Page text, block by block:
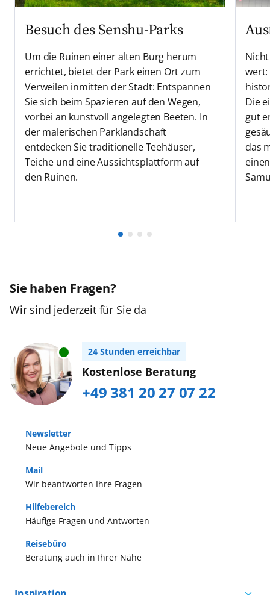
Besuch des Senshu-Parks
Um die Ruinen einer alten Burg herum
errichtet, bietet der Park einen Ort zum
Verweilen inmitten der Stadt: Entspannen
Sie sich beim Spazieren auf den Wegen,
vorbei an kunstvoll angelegten Beeten. In
der malerischen Parklandschaft
entdecken Sie traditionelle Teehäuser,
Teiche und eine Aussichtsplattform auf
den Ruinen.
wert:
Die
gut
das
Sie haben Fragen?
Wir sind jederzeit für Sie da
24 Stunden erreichbar
Kostenlose Beratung
+49 381 20 27 07 22
Neue Angebote und Tipps
Newsletter
Häufige Fragen und Antworten
Hilfebereich
Wir beantworten Ihre Fragen
Mail
Beratung auch in Ihrer Nähe
Reisebüro